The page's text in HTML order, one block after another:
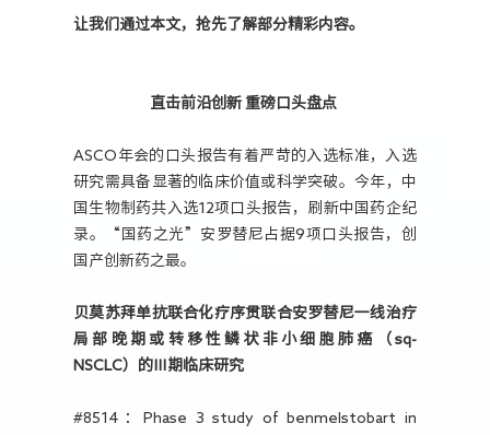
让我们通过本文，抢先了解部分精彩内容。
直击前沿创新 重磅口头盘点
ASCO年会的口头报告有着严苛的入选标准，入选
研究需具备显著的临床价值或科学突破。今年，中
国生物制药共入选12项口头报告，刷新中国药企纪
录。“国药之光”安罗替尼占据9项口头报告，创
国产创新药之最。
贝莫苏拜单抗联合化疗序贯联合安罗替尼一线治疗
局部晚期或转移性鳞状非小细胞肺癌（sq-
NSCLC）的Ⅲ期临床研究
#8514：Phase 3 study of benmelstobart in